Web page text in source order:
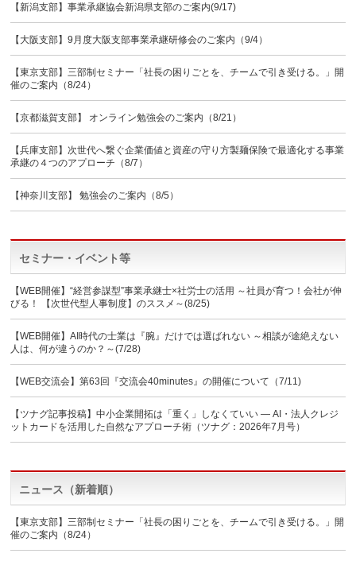
【新潟支部】事業承継協会新潟県支部のご案内(9/17)
【大阪支部】9月度大阪支部事業承継研修会のご案内（9/4）
【東京支部】三部制セミナー「社長の困りごとを、チームで引き受ける。」開
催のご案内（8/24）
【京都滋賀支部】 オンライン勉強会のご案内（8/21）
【兵庫支部】次世代へ繋ぐ企業価値と資産の守り方製麺保険で最適化する事業
承継の４つのアプローチ（8/7）
【神奈川支部】 勉強会のご案内（8/5）
セミナー・イベント等
【WEB開催】“経営参謀型”事業承継士×社労士の活用 ～社員が育つ！会社が伸
びる！ 【次世代型人事制度】のススメ～(8/25)
【WEB開催】AI時代の士業は『腕』だけでは選ばれない ～相談が途絶えない
人は、何が違うのか？～(7/28)
【WEB交流会】第63回『交流会40minutes』の開催について（7/11)
【ツナグ記事投稿】中小企業開拓は「重く」しなくていい ― AI・法人クレジ
ットカードを活用した自然なアプローチ術（ツナグ：2026年7月号）
ニュース（新着順）
【東京支部】三部制セミナー「社長の困りごとを、チームで引き受ける。」開
催のご案内（8/24）